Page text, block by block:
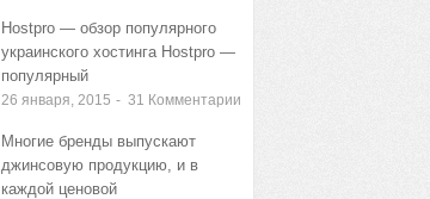
Hostpro — обзор популярного
украинского хостинга Hostpro —
популярный
26 января, 2015 - 31 Комментарии
Многие бренды выпускают
джинсовую продукцию, и в
каждой ценовой